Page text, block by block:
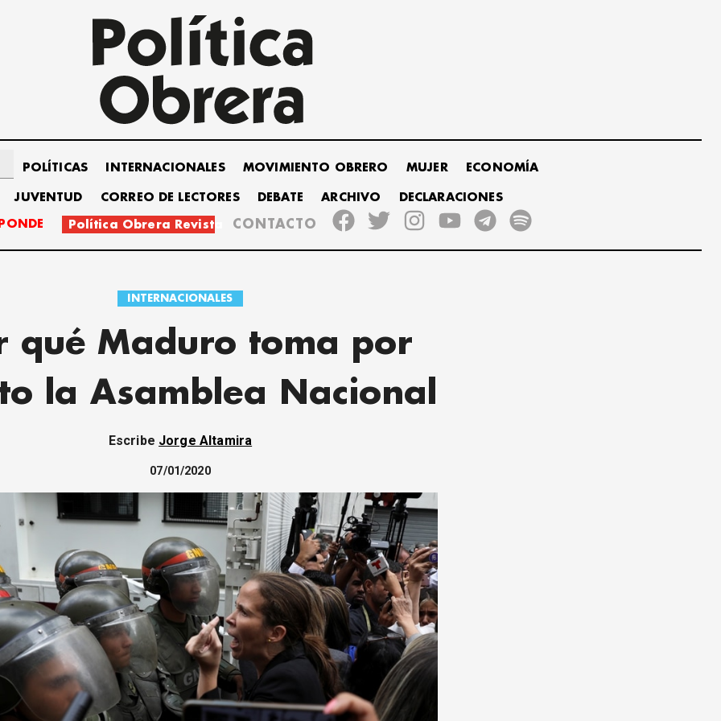
POLÍTICAS INTERNACIONALES MOVIMIENTO OBRERO MUJER ECONOMÍA
JUVENTUD CORREO DE LECTORES DEBATE ARCHIVO DECLARACIONES
Política Obrera Revista CONTACTO
INTERNACIONALES
qué Maduro toma por
la Asamblea Nacional
Escribe Jorge Altamira
07/01/2020